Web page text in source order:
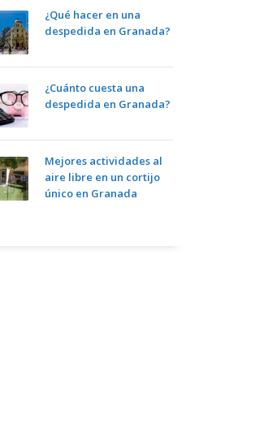
¿Qué hacer en una
despedida en Granada?
¿Cuánto cuesta una
despedida en Granada?
Mejores actividades al
aire libre en un cortijo
único en Granada